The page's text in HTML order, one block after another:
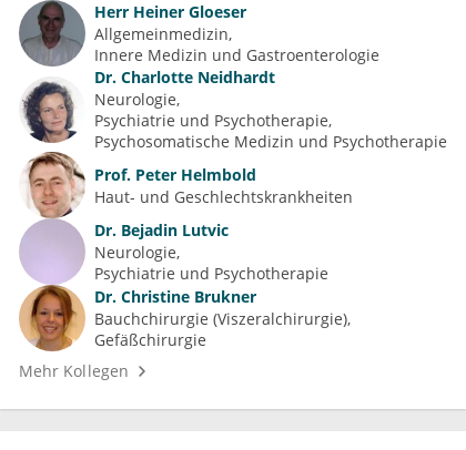
Herr Heiner Gloeser
Allgemeinmedizin
Innere Medizin und Gastroenterologie
Dr. Charlotte Neidhardt
Neurologie
Psychiatrie und Psychotherapie
Psychosomatische Medizin und Psychotherapie
Prof. Peter Helmbold
Haut- und Geschlechtskrankheiten
Dr. Bejadin Lutvic
Neurologie
Psychiatrie und Psychotherapie
Dr. Christine Brukner
Bauchchirurgie (Viszeralchirurgie)
Gefäßchirurgie
Mehr Kollegen